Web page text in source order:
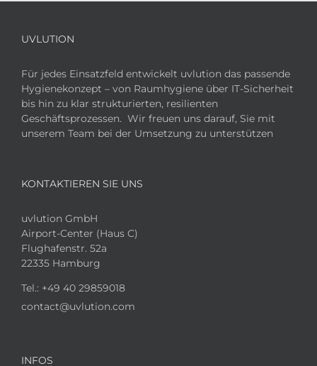
UVLUTION
Für jedes Einsatzfeld entwickelt uvlution das passende
Hygienekonzept – von Raumhygiene über IT-Sicherheit
bis hin zu klar strukturierten, resilienten
Geschäftsprozessen. Wir freuen uns darauf, Sie mit
unserem Team bei der Umsetzung zu unterstützen
KONTAKTIEREN SIE UNS
uvlution GmbH
Airport-Center (Haus C)
Flughafenstr. 52a
22335 Hamburg
Tel.: +49 40 29859018
contact@uvlution.com
INFOS